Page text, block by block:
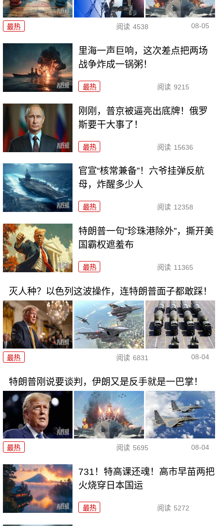
最热 阅读 4538 08-05
里海一声巨响，这次差点把两场
战争炸成一锅粥！
最热 阅读 9215
刚刚，普京被逼亮出底牌！俄罗
斯要干大事了！
最热 阅读 15636
官宣“核常兼备”！六爷挂弹反航
母，炸醒多少人
最热 阅读 12358
特朗普一句“珍珠港除外”，撕开美
国霸权遮羞布
最热 阅读 11365
灭人种？以色列这波操作，连特朗普面子都敢踩！
最热 阅读 6831 08-04
特朗普刚说要谈判，伊朗又是反手就是一巴掌！
最热 阅读 5695 08-04
731！特高课还魂！高市早苗两把
火烧穿日本国运
最热 阅读 5272